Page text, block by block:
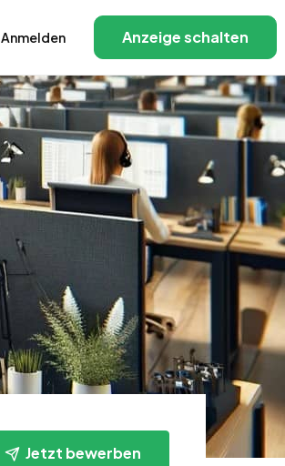
Anmelden Anzeige schalten
Jetzt bewerben